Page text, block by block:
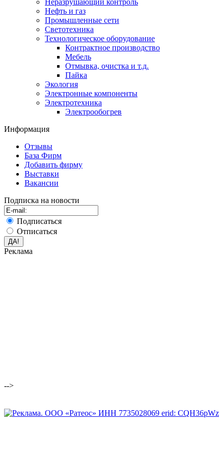
Неразрушающий контроль
Нефть и газ
Промышленные сети
Светотехника
Технологическое оборудование
Контрактное производство
Мебель
Отмывка, очистка и т.д.
Пайка
Экология
Электронные компоненты
Электротехника
Электрообогрев
Информация
Отзывы
База Фирм
Добавить фирму
Выставки
Вакансии
Подписка на новости
Подписаться
Отписаться
Реклама
-->